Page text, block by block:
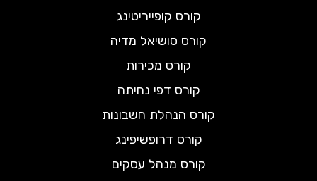
קורס קופייריטינג
קורס סושיאל מדיה
קורס מכירות
קורס דפי נחיתה
קורס הנהלת חשבונות
קורס דרופשיפינג
קורס מנהל עסקים